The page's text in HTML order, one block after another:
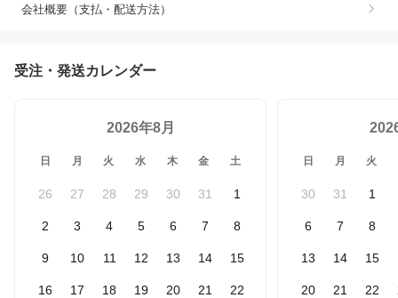
会社概要（支払・配送方法）
受注・発送カレンダー
2026年8月
日 月 火 水 木 金 土
26 27 28 29 30 31 1
2 3 4 5 6 7 8
9 10 11 12 13 14 15
16 17 18 19 20 21 22
日 月 火
30 31 1
6 7 8
13 14 15
20 21 22